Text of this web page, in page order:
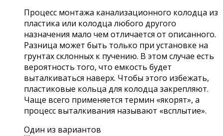
Процесс монтажа канализационного колодца из
пластика или колодца любого другого
назначения мало чем отличается от описанного.
Разница может быть только при установке на
грунтах склонных к пучению. В этом случае есть
вероятность того, что емкость будет
выталкиваться наверх. Чтобы этого избежать,
пластиковые кольца для колодца закрепляют.
Чаще всего применяется термин «якорят», а
процесс выталкивания называют «всплытие».
Один из вариантов